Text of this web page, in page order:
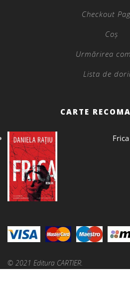
Checkout
Coș
Urmărirea
Lista de
CARTE
Frica
© 2021 Editura CARTIER.